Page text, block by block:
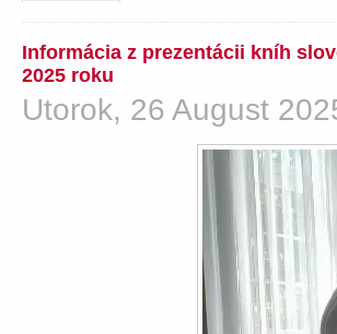
Informácia z prezentácii kníh
2025 roku
Utorok, 26 August